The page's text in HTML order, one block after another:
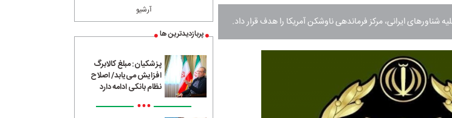
شناورهای ایرانی، مرکز فرماندهی ناوشکن آمریکا را هدف قرار داد.
آرشیو
پربازدیدترین ها
پزشکیان: مبلغ کالابرگ
افزایش می‌یابد/ اصلاح
نظام بانکی ادامه دارد
•••